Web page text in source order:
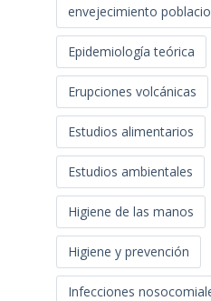
envejecimiento
Epidemiología teórica
Erupciones volcánicas
Estudios alimentarios
Estudios ambientales
Higiene de las manos
Higiene y prevención
Infecciones